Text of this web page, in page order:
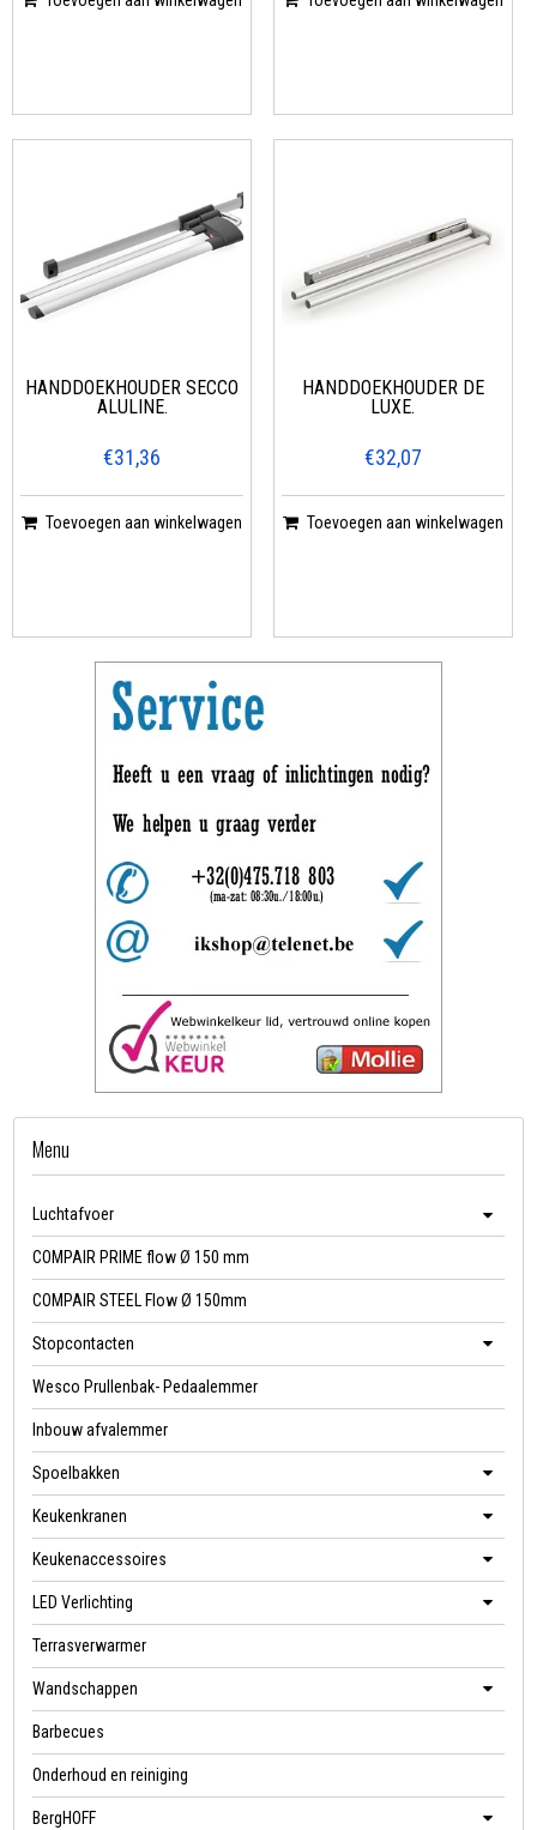
HANDDOEKHOUDER SECCO
ALULINE.
€31,36
Toevoegen aan winkelwagen
HANDDOEKHOUDER DE
LUXE.
€32,07
Toevoegen aan winkelwagen
Menu
Luchtafvoer
COMPAIR PRIME flow Ø 150 mm
COMPAIR STEEL Flow Ø 150mm
Stopcontacten
Wesco Prullenbak- Pedaalemmer
Inbouw afvalemmer
Spoelbakken
Keukenkranen
Keukenaccessoires
LED Verlichting
Terrasverwarmer
Wandschappen
Barbecues
Onderhoud en reiniging
BergHOFF